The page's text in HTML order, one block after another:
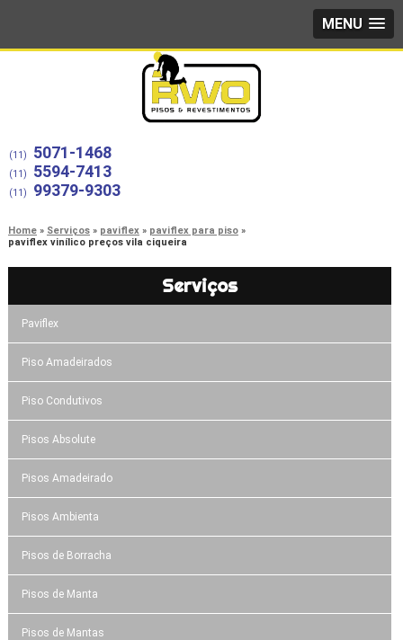
MENU
(11) 5071-1468
(11) 5594-7413
(11) 99379-9303
Home Serviços paviflex
paviflex para piso
paviflex vinílico preços vila ciqueira
Serviços
Paviflex
Piso Amadeirados
Piso Condutivos
Pisos Absolute
Pisos Amadeirado
Pisos Ambienta
Pisos de Borracha
Pisos de Manta
Pisos de Mantas